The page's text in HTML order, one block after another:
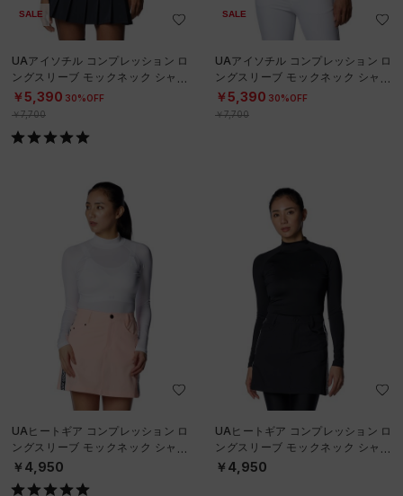
SALE
UAアイソチル コンプレッション ロ
ングスリーブ モックネック シャツ
（ゴルフ/WOMEN）
￥5,390 30%OFF
￥7,700
SALE
UAアイソチル コンプレッション ロ
ングスリーブ モックネック シャツ
（ゴルフ/WOMEN）
￥5,390 30%OFF
￥7,700
UAヒートギア コンプレッション ロ
ングスリーブ モックネック シャツ
（ゴルフ/WOMEN）
￥4,950
UAヒートギア コンプレッション ロ
ングスリーブ モックネック シャツ
（ゴルフ/WOMEN）
￥4,950